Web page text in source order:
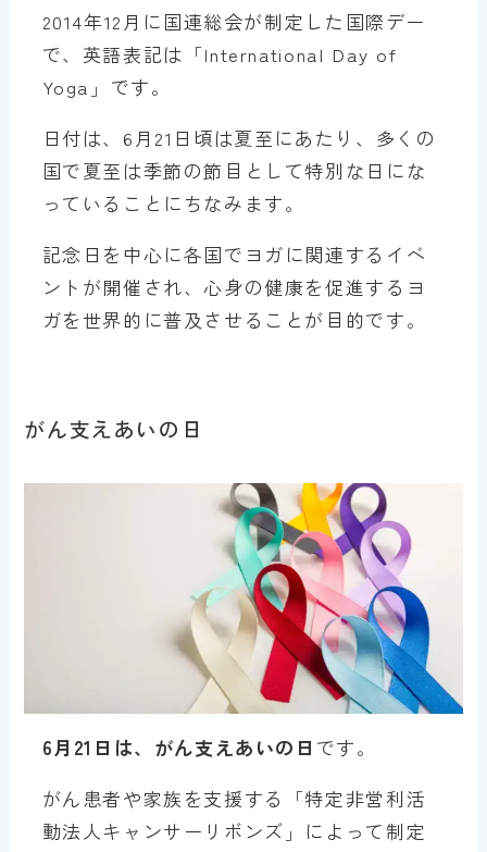
2014年12月に国連総会が制定した国際デー
で、英語表記は「International Day of
Yoga」です。
日付は、6月21日頃は夏至にあたり、多くの
国で夏至は季節の節目として特別な日にな
っていることにちなみます。
記念日を中心に各国でヨガに関連するイベ
ントが開催され、心身の健康を促進するヨ
ガを世界的に普及させることが目的です。
がん支えあいの日
6月21日は、がん支えあいの日 です。
がん患者や家族を支援する「特定非営利活
動法人キャンサーリボンズ」によって制定